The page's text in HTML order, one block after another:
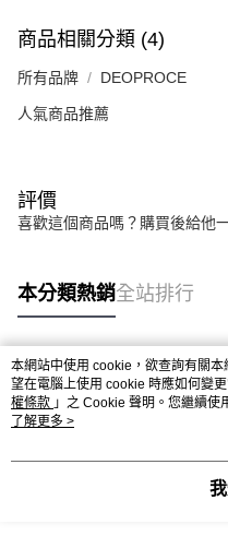
商品相關分類 (4)
所有品牌 DEOPROCE
人氣商品推薦
評價
喜歡這個商品嗎？購買後給他
本分類熱銷全站排行
熱門標籤
本網站中使用 cookie，欲查詢有關
望在電腦上使用 cookie 時應如何變
權條款 」之 Cookie 聲明。您繼續使
用條款之 Cookie 聲明使用 cookie。
了解更多 >